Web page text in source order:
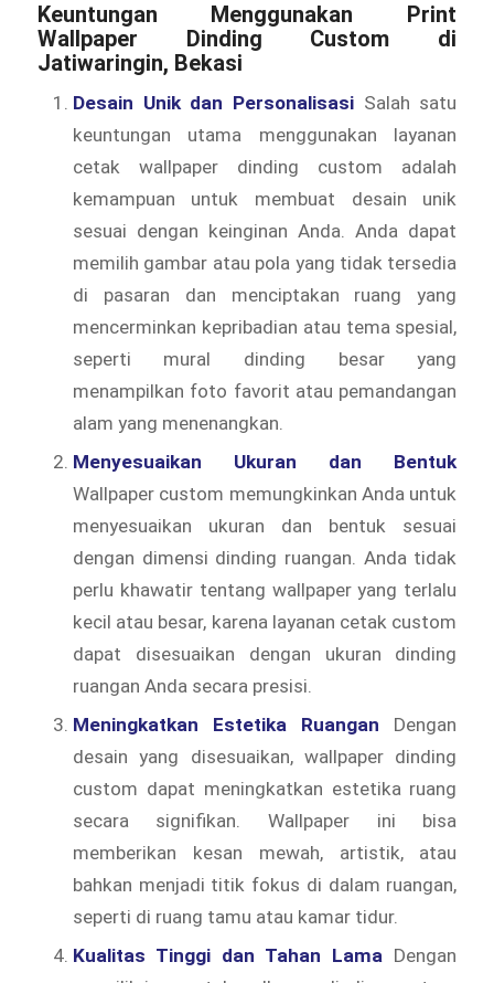
Keuntungan Menggunakan Print
Wallpaper Dinding Custom di
Jatiwaringin, Bekasi
Desain Unik dan PersonalisasiSalah satu
keuntungan utama menggunakan layanan
cetak wallpaper dinding custom adalah
kemampuan untuk membuat desain unik
sesuai dengan keinginan Anda. Anda dapat
memilih gambar atau pola yang tidak tersedia
di pasaran dan menciptakan ruang yang
mencerminkan kepribadian atau tema spesial,
seperti mural dinding besar yang
menampilkan foto favorit atau pemandangan
alam yang menenangkan.
Menyesuaikan Ukuran dan Bentuk
Wallpaper custom memungkinkan Anda untuk
menyesuaikan ukuran dan bentuk sesuai
dengan dimensi dinding ruangan. Anda tidak
perlu khawatir tentang wallpaper yang terlalu
kecil atau besar, karena layanan cetak custom
dapat disesuaikan dengan ukuran dinding
ruangan Anda secara presisi.
Meningkatkan Estetika Ruangan Dengan
desain yang disesuaikan, wallpaper dinding
custom dapat meningkatkan estetika ruang
secara signifikan. Wallpaper ini bisa
memberikan kesan mewah, artistik, atau
bahkan menjadi titik fokus di dalam ruangan,
seperti di ruang tamu atau kamar tidur.
Kualitas Tinggi dan Tahan Lama Dengan